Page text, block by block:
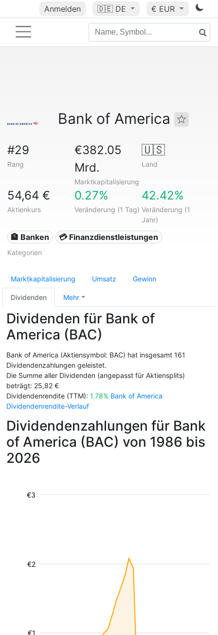
Anmelden 🇩🇪 DE € EUR
Bank of America
#29
Rang
€382.05
Mrd.
Marktkapitalisierung
🇺🇸
Land
54,64 €
Aktienkurs
0.27%
Veränderung (1 Tag)
42.42%
Veränderung (1
Jahr)
🏦 Banken 💳 Finanzdienstleistungen
Kategorien
Marktkapitalisierung Umsatz Gewinn
Dividenden Mehr
Dividenden für Bank of
America (BAC)
Bank of America (Aktiensymbol: BAC) hat insgesamt 161
Dividendenzahlungen geleistet.
Die Summe aller Dividenden (angepasst für Aktiensplits)
beträgt: 25,82 €
Dividendenrendite (TTM): 1.78% Bank of America
Dividendenrendite-Verlauf
Dividendenzahlungen für Bank
of America (BAC) von 1986 bis
2026
€1
€2
€3